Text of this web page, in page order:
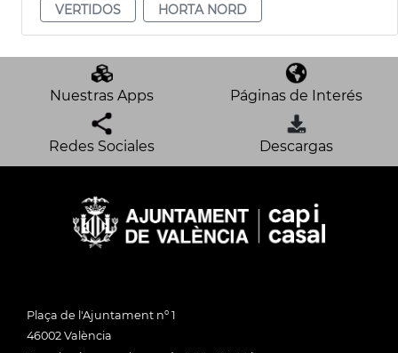
VERTIDOS
HORTA NORD
Nuestras Apps Páginas de Interés
Redes Sociales Descargas
Plaça de l'Ajuntament nº 1
46002 València